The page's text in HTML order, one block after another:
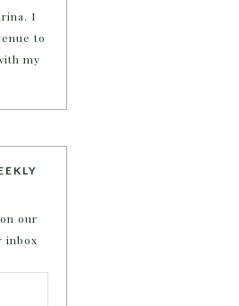
I
to
my
our
inbox